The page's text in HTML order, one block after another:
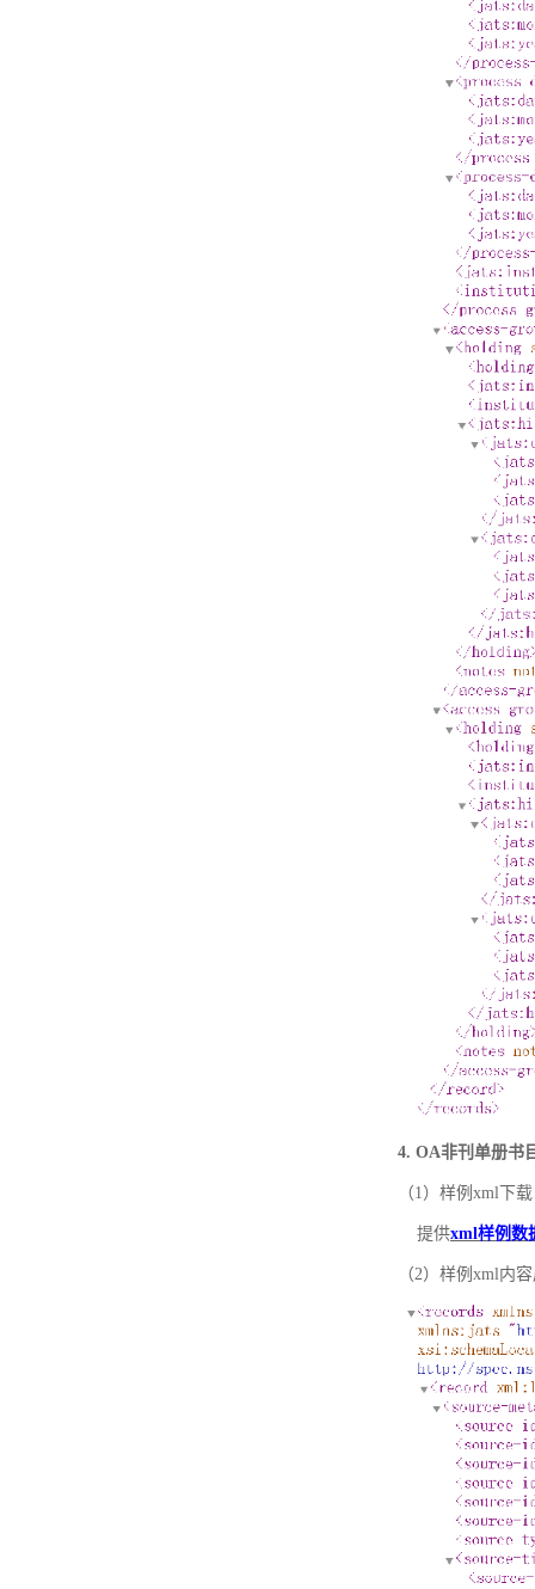
4. OA非刊单册书
（1）样例xml下载
提供xml样例数
（2）样例xml内